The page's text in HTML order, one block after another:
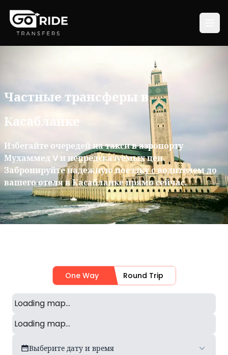
Частные трансферы в
Касабланке
Избегайте очередей на такси в аэропорту
Мухаммед V и непредсказуемых цен.
Забронируйте надежную поездку с водителем до
вашего отеля в Касабланке прямо сейчас.
One Way Round Trip
Loading map...
Loading map...
Выберите дату и время